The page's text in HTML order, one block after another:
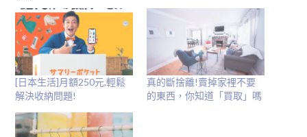
開
啟)
開
啟)
新
視
啟)
[日本生活]月額250元,輕鬆
解決收納問題!
真的斷捨離!賣掉家裡不要
的東西，你知道「買取」嗎